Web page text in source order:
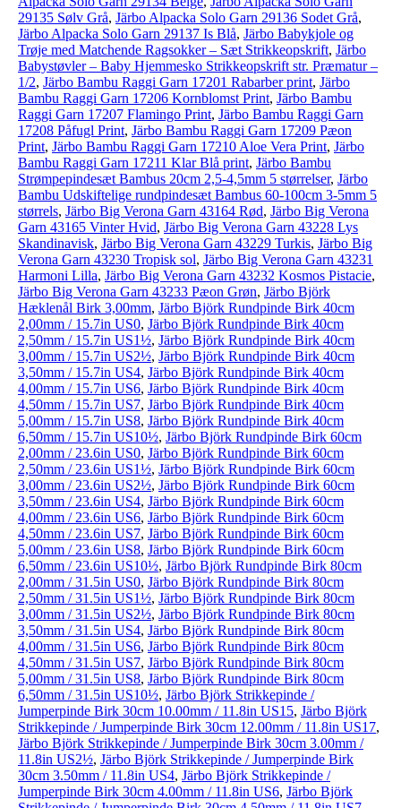
29135 Sølv Grå, Järbo Alpacka Solo Garn 29136 Sodet Grå,
Järbo Alpacka Solo Garn 29137 Is Blå, Järbo Babykjole og
Trøje med Matchende Ragsokker – Sæt Strikkeopskrift, Järbo
Babystøvler – Baby Hjemmesko Strikkeopskrift str. Præmatur –
1/2, Järbo Bambu Raggi Garn 17201 Rabarber print, Järbo
Bambu Raggi Garn 17206 Kornblomst Print, Järbo Bambu
Raggi Garn 17207 Flamingo Print, Järbo Bambu Raggi Garn
17208 Påfugl Print, Järbo Bambu Raggi Garn 17209 Pæon
Print, Järbo Bambu Raggi Garn 17210 Aloe Vera Print, Järbo
Bambu Raggi Garn 17211 Klar Blå print, Järbo Bambu
Strømpepindesæt Bambus 20cm 2,5-4,5mm 5 størrelser, Järbo
Bambu Udskiftelige rundpindesæt Bambus 60-100cm 3-5mm 5
størrels, Järbo Big Verona Garn 43164 Rød, Järbo Big Verona
Garn 43165 Vinter Hvid, Järbo Big Verona Garn 43228 Lys
Skandinavisk, Järbo Big Verona Garn 43229 Turkis, Järbo Big
Verona Garn 43230 Tropisk sol, Järbo Big Verona Garn 43231
Harmoni Lilla, Järbo Big Verona Garn 43232 Kosmos Pistacie,
Järbo Big Verona Garn 43233 Pæon Grøn, Järbo Björk
Hæklenål Birk 3,00mm, Järbo Björk Rundpinde Birk 40cm
2,00mm / 15.7in US0, Järbo Björk Rundpinde Birk 40cm
2,50mm / 15.7in US1½, Järbo Björk Rundpinde Birk 40cm
3,00mm / 15.7in US2½, Järbo Björk Rundpinde Birk 40cm
3,50mm / 15.7in US4, Järbo Björk Rundpinde Birk 40cm
4,00mm / 15.7in US6, Järbo Björk Rundpinde Birk 40cm
4,50mm / 15.7in US7, Järbo Björk Rundpinde Birk 40cm
5,00mm / 15.7in US8, Järbo Björk Rundpinde Birk 40cm
6,50mm / 15.7in US10½, Järbo Björk Rundpinde Birk 60cm
2,00mm / 23.6in US0, Järbo Björk Rundpinde Birk 60cm
2,50mm / 23.6in US1½, Järbo Björk Rundpinde Birk 60cm
3,00mm / 23.6in US2½, Järbo Björk Rundpinde Birk 60cm
3,50mm / 23.6in US4, Järbo Björk Rundpinde Birk 60cm
4,00mm / 23.6in US6, Järbo Björk Rundpinde Birk 60cm
4,50mm / 23.6in US7, Järbo Björk Rundpinde Birk 60cm
5,00mm / 23.6in US8, Järbo Björk Rundpinde Birk 60cm
6,50mm / 23.6in US10½, Järbo Björk Rundpinde Birk 80cm
2,00mm / 31.5in US0, Järbo Björk Rundpinde Birk 80cm
2,50mm / 31.5in US1½, Järbo Björk Rundpinde Birk 80cm
3,00mm / 31.5in US2½, Järbo Björk Rundpinde Birk 80cm
3,50mm / 31.5in US4, Järbo Björk Rundpinde Birk 80cm
4,00mm / 31.5in US6, Järbo Björk Rundpinde Birk 80cm
4,50mm / 31.5in US7, Järbo Björk Rundpinde Birk 80cm
5,00mm / 31.5in US8, Järbo Björk Rundpinde Birk 80cm
6,50mm / 31.5in US10½, Järbo Björk Strikkepinde /
Jumperpinde Birk 30cm 10.00mm / 11.8in US15, Järbo Björk
Strikkepinde / Jumperpinde Birk 30cm 12.00mm / 11.8in US17,
Järbo Björk Strikkepinde / Jumperpinde Birk 30cm 3.00mm /
11.8in US2½, Järbo Björk Strikkepinde / Jumperpinde Birk
30cm 3.50mm / 11.8in US4, Järbo Björk Strikkepinde /
Jumperpinde Birk 30cm 4.00mm / 11.8in US6, Järbo Björk